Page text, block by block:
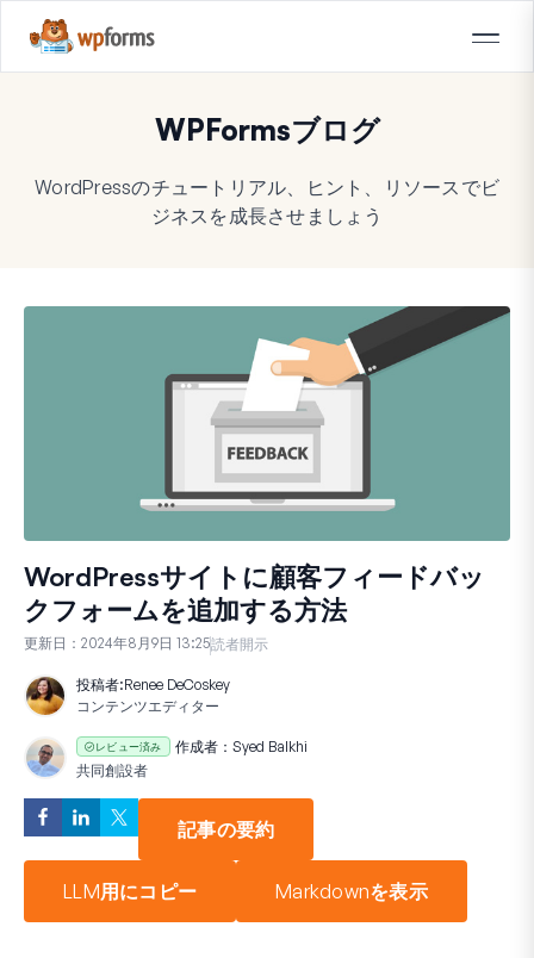
WPFormsブログ
WordPressのチュートリアル、ヒント、リソースでビ
ジネスを成長させましょう
WordPressサイトに顧客フィードバッ
クフォームを追加する方法
更新日： 2024年8月9日 13:25読者開示
投稿者:Renee DeCoskey
コンテンツエディター
レビュー済み 作成者： Syed Balkhi
共同創設者
記事の要約
LLM用にコピー Markdownを表示